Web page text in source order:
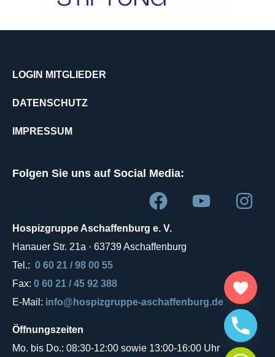
Hospizgruppe Aschaffenburg e. V.
Hanauer Str. 21a · 63739 Aschaffenburg
Tel.: 0 60 21 / 98 00 55
Fax: 0 60 21 / 45 92 388
E-Mail: info@hospizgruppe-aschaffenburg.de
Öffnungszeiten
Mo. bis Do.: 08:30-12:00 sowie 13:00-16:00 Uhr
LOGIN MITGLIEDER
DATENSCHUTZ
IMPRESSUM
Folgen Sie uns auf Social Media: